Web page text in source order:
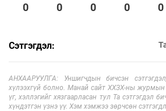
0 0 0 0 0
Сэтгэгдэл:
АНХААРУУЛГА: Уншигчдын бичсэн
хүлээхгүй болно. Манай сайт ХХЗХ-ны журмын
үг, хэллэгийг хязгаарласан тул Та сэтгэгдэл
хүндэтгэн үзнэ үү. Хэм хэмжээ зөрчсөн